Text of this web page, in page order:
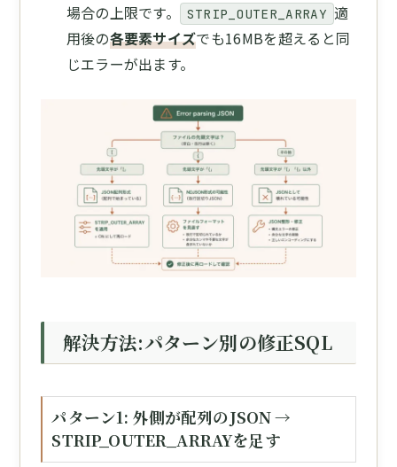
場合の上限です。
STRIP_OUTER_ARRAY 適
用後の各要素サイズでも16MBを超えると同
じエラーが出ます。
解決方法:パターン別の修正SQL
パターン1: 外側が配列のJSON →
STRIP_OUTER_ARRAYを足す